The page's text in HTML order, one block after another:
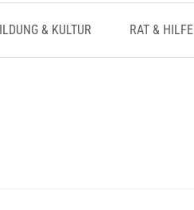
& KULTUR RAT & HILFE